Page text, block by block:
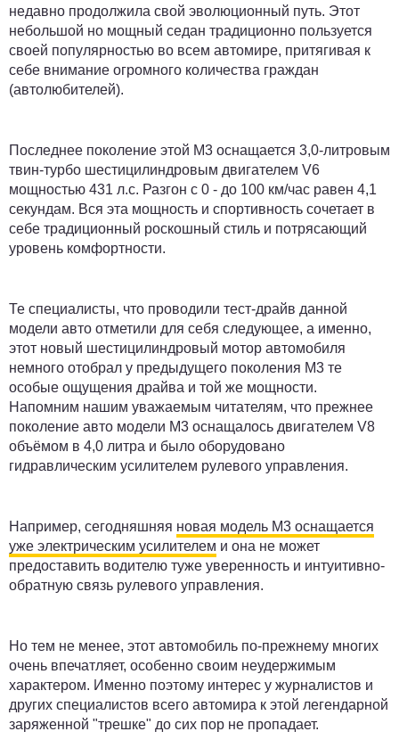
недавно продолжила свой эволюционный путь. Этот
небольшой но мощный седан традиционно пользуется
своей популярностью во всем автомире, притягивая к
себе внимание огромного количества граждан
(автолюбителей).
Последнее поколение этой М3 оснащается 3,0-литровым
твин-турбо шестицилиндровым двигателем V6
мощностью 431 л.с. Разгон с 0 - до 100 км/час равен 4,1
секундам. Вся эта мощность и спортивность сочетает в
себе традиционный роскошный стиль и потрясающий
уровень комфортности.
Те специалисты, что проводили тест-драйв данной
модели авто отметили для себя следующее, а именно,
этот новый шестицилиндровый мотор автомобиля
немного отобрал у предыдущего поколения М3 те
особые ощущения драйва и той же мощности.
Напомним нашим уважаемым читателям, что прежнее
поколение авто модели М3 оснащалось двигателем V8
объёмом в 4,0 литра и было оборудовано
гидравлическим усилителем рулевого управления.
Например, сегодняшняя новая модель М3 оснащается
уже электрическим усилителем и она не может
предоставить водителю туже уверенность и интуитивно-
обратную связь рулевого управления.
Но тем не менее, этот автомобиль по-прежнему многих
очень впечатляет, особенно своим неудержимым
характером. Именно поэтому интерес у журналистов и
других специалистов всего автомира к этой легендарной
заряженной "трешке" до сих пор не пропадает.